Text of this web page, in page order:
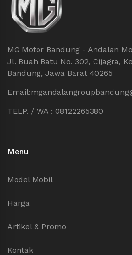
MG Motor Bandung - Andalan
Jl. Buah Batu No. 302, Cijagra,
Bandung, Jawa Barat 40265
TELP. / WA : 08122265380
Menu
Model Mobil
Harga
Artikel & Promo
Kontak